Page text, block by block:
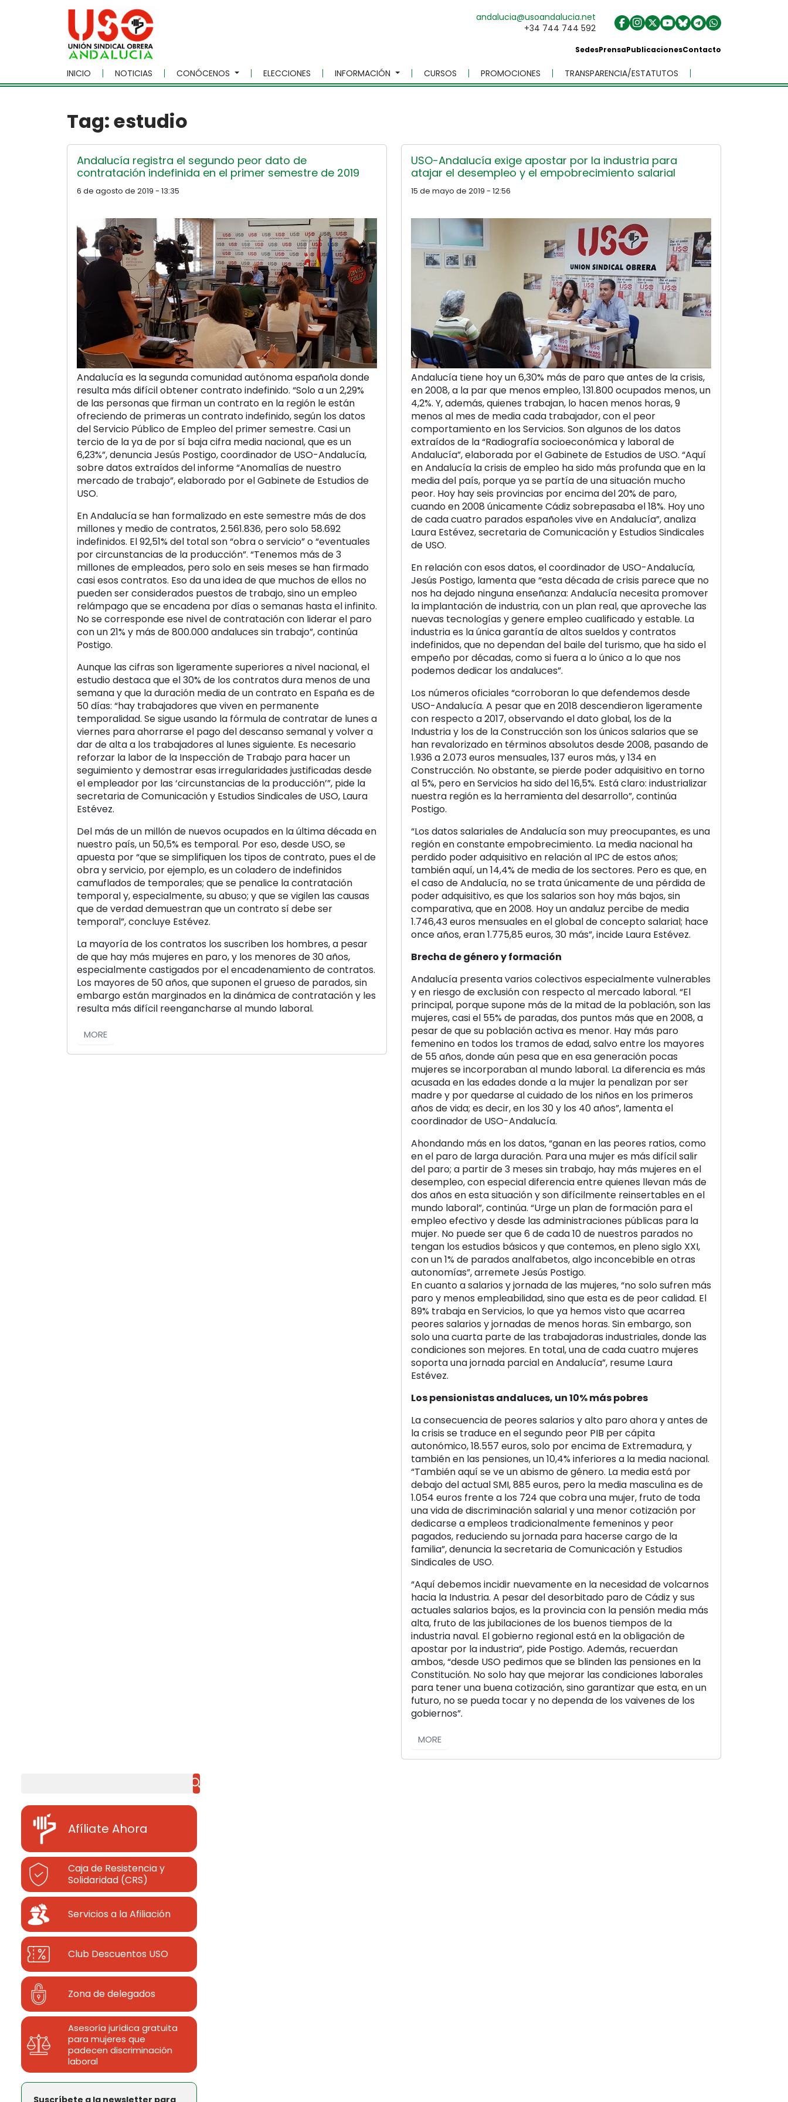
Skip to main content
andalucia@usoandalucia.net
+34 744 744 592
SedesPrensaPublicacionesContacto
INICIO NOTICIAS CONÓCENOS ELECCIONES INFORMACIÓN CURSOS PROMOCIONES TRANSPARENCIA/ESTATUTOS
Tag: estudio
Andalucía registra el segundo peor dato de
contratación indefinida en el primer semestre de 2019
6 de agosto de 2019 - 13:35
Andalucía es la segunda comunidad autónoma española donde
resulta más difícil obtener contrato indefinido. “Solo a un 2,29%
de las personas que firman un contrato en la región le están
ofreciendo de primeras un contrato indefinido, según los datos
del Servicio Público de Empleo del primer semestre. Casi un
tercio de la ya de por sí baja cifra media nacional, que es un
6,23%”, denuncia Jesús Postigo, coordinador de USO-Andalucía,
sobre datos extraídos del informe “Anomalías de nuestro
mercado de trabajo”, elaborado por el Gabinete de Estudios de
USO.
En Andalucía se han formalizado en este semestre más de dos
millones y medio de contratos, 2.561.836, pero solo 58.692
indefinidos. El 92,51% del total son “obra o servicio” o “eventuales
por circunstancias de la producción”. “Tenemos más de 3
millones de empleados, pero solo en seis meses se han firmado
casi esos contratos. Eso da una idea de que muchos de ellos no
pueden ser considerados puestos de trabajo, sino un empleo
relámpago que se encadena por días o semanas hasta el infinito.
No se corresponde ese nivel de contratación con liderar el paro
con un 21% y más de 800.000 andaluces sin trabajo”, continúa
Postigo.
Aunque las cifras son ligeramente superiores a nivel nacional, el
estudio destaca que el 30% de los contratos dura menos de una
semana y que la duración media de un contrato en España es de
50 días: “hay trabajadores que viven en permanente
temporalidad. Se sigue usando la fórmula de contratar de lunes a
viernes para ahorrarse el pago del descanso semanal y volver a
dar de alta a los trabajadores al lunes siguiente. Es necesario
reforzar la labor de la Inspección de Trabajo para hacer un
seguimiento y demostrar esas irregularidades justificadas desde
el empleador por las ‘circunstancias de la producción’”, pide la
secretaria de Comunicación y Estudios Sindicales de USO, Laura
Estévez.
Del más de un millón de nuevos ocupados en la última década en
nuestro país, un 50,5% es temporal. Por eso, desde USO, se
apuesta por “que se simplifiquen los tipos de contrato, pues el de
obra y servicio, por ejemplo, es un coladero de indefinidos
camuflados de temporales; que se penalice la contratación
temporal y, especialmente, su abuso; y que se vigilen las causas
que de verdad demuestran que un contrato sí debe ser
temporal”, concluye Estévez.
La mayoría de los contratos los suscriben los hombres, a pesar
de que hay más mujeres en paro, y los menores de 30 años,
especialmente castigados por el encadenamiento de contratos.
Los mayores de 50 años, que suponen el grueso de parados, sin
embargo están marginados en la dinámica de contratación y les
resulta más difícil reengancharse al mundo laboral.
MORE
USO-Andalucía exige apostar por la industria para
atajar el desempleo y el empobrecimiento salarial
15 de mayo de 2019 - 12:56
Andalucía tiene hoy un 6,30% más de paro que antes de la crisis,
en 2008, a la par que menos empleo, 131.800 ocupados menos, un
4,2%. Y, además, quienes trabajan, lo hacen menos horas, 9
menos al mes de media cada trabajador, con el peor
comportamiento en los Servicios. Son algunos de los datos
extraídos de la “Radiografía socioeconómica y laboral de
Andalucía”, elaborada por el Gabinete de Estudios de USO. “Aquí
en Andalucía la crisis de empleo ha sido más profunda que en la
media del país, porque ya se partía de una situación mucho
peor. Hoy hay seis provincias por encima del 20% de paro,
cuando en 2008 únicamente Cádiz sobrepasaba el 18%. Hoy uno
de cada cuatro parados españoles vive en Andalucía”, analiza
Laura Estévez, secretaria de Comunicación y Estudios Sindicales
de USO.
En relación con esos datos, el coordinador de USO-Andalucía,
Jesús Postigo, lamenta que “esta década de crisis parece que no
nos ha dejado ninguna enseñanza: Andalucía necesita promover
la implantación de industria, con un plan real, que aproveche las
nuevas tecnologías y genere empleo cualificado y estable. La
industria es la única garantía de altos sueldos y contratos
indefinidos, que no dependan del baile del turismo, que ha sido el
empeño por décadas, como si fuera a lo único a lo que nos
podemos dedicar los andaluces”.
Los números oficiales “corroboran lo que defendemos desde
USO-Andalucía. A pesar que en 2018 descendieron ligeramente
con respecto a 2017, observando el dato global, los de la
Industria y los de la Construcción son los únicos salarios que se
han revalorizado en términos absolutos desde 2008, pasando de
1.936 a 2.073 euros mensuales, 137 euros más, y 134 en
Construcción. No obstante, se pierde poder adquisitivo en torno
al 5%, pero en Servicios ha sido del 16,5%. Está claro: industrializar
nuestra región es la herramienta del desarrollo”, continúa
Postigo.
“Los datos salariales de Andalucía son muy preocupantes, es una
región en constante empobrecimiento. La media nacional ha
perdido poder adquisitivo en relación al IPC de estos años;
también aquí, un 14,4% de media de los sectores. Pero es que, en
el caso de Andalucía, no se trata únicamente de una pérdida de
poder adquisitivo, es que los salarios son hoy más bajos, sin
comparativa, que en 2008. Hoy un andaluz percibe de media
1.746,43 euros mensuales en el global de concepto salarial; hace
once años, eran 1.775,85 euros, 30 más”, incide Laura Estévez.
Brecha de género y formación
Andalucía presenta varios colectivos especialmente vulnerables
y en riesgo de exclusión con respecto al mercado laboral. “El
principal, porque supone más de la mitad de la población, son las
mujeres, casi el 55% de paradas, dos puntos más que en 2008, a
pesar de que su población activa es menor. Hay más paro
femenino en todos los tramos de edad, salvo entre los mayores
de 55 años, donde aún pesa que en esa generación pocas
mujeres se incorporaban al mundo laboral. La diferencia es más
acusada en las edades donde a la mujer la penalizan por ser
madre y por quedarse al cuidado de los niños en los primeros
años de vida; es decir, en los 30 y los 40 años”, lamenta el
coordinador de USO-Andalucía.
Ahondando más en los datos, “ganan en las peores ratios, como
en el paro de larga duración. Para una mujer es más difícil salir
del paro; a partir de 3 meses sin trabajo, hay más mujeres en el
desempleo, con especial diferencia entre quienes llevan más de
dos años en esta situación y son difícilmente reinsertables en el
mundo laboral”, continúa. “Urge un plan de formación para el
empleo efectivo y desde las administraciones públicas para la
mujer. No puede ser que 6 de cada 10 de nuestros parados no
tengan los estudios básicos y que contemos, en pleno siglo XXI,
con un 1% de parados analfabetos, algo inconcebible en otras
autonomías”, arremete Jesús Postigo.
En cuanto a salarios y jornada de las mujeres, “no solo sufren más
paro y menos empleabilidad, sino que esta es de peor calidad. El
89% trabaja en Servicios, lo que ya hemos visto que acarrea
peores salarios y jornadas de menos horas. Sin embargo, son
solo una cuarta parte de las trabajadoras industriales, donde las
condiciones son mejores. En total, una de cada cuatro mujeres
soporta una jornada parcial en Andalucía”, resume Laura
Estévez.
Los pensionistas andaluces, un 10% más pobres
La consecuencia de peores salarios y alto paro ahora y antes de
la crisis se traduce en el segundo peor PIB per cápita
autonómico, 18.557 euros, solo por encima de Extremadura, y
también en las pensiones, un 10,4% inferiores a la media nacional.
“También aquí se ve un abismo de género. La media está por
debajo del actual SMI, 885 euros, pero la media masculina es de
1.054 euros frente a los 724 que cobra una mujer, fruto de toda
una vida de discriminación salarial y una menor cotización por
dedicarse a empleos tradicionalmente femeninos y peor
pagados, reduciendo su jornada para hacerse cargo de la
familia”, denuncia la secretaria de Comunicación y Estudios
Sindicales de USO.
“Aquí debemos incidir nuevamente en la necesidad de volcarnos
hacia la Industria. A pesar del desorbitado paro de Cádiz y sus
actuales salarios bajos, es la provincia con la pensión media más
alta, fruto de las jubilaciones de los buenos tiempos de la
industria naval. El gobierno regional está en la obligación de
apostar por la industria”, pide Postigo. Además, recuerdan
ambos, “desde USO pedimos que se blinden las pensiones en la
Constitución. No solo hay que mejorar las condiciones laborales
para tener una buena cotización, sino garantizar que esta, en un
futuro, no se pueda tocar y no dependa de los vaivenes de los
gobiernos”.
MORE
Afíliate Ahora
Caja de Resistencia y
Solidaridad (CRS)
Servicios a la Afiliación
Club Descuentos USO
Zona de delegados
Asesoría jurídica gratuita
para mujeres que
padecen discriminación
laboral
Suscríbete a la newsletter para